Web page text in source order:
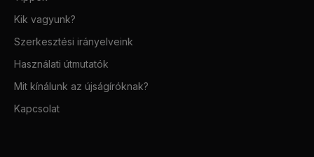
Kik vagyunk?
Szerkesztési irányelveink
Használati útmutatók
Mit kínálunk az újságíróknak?
Kapcsolat